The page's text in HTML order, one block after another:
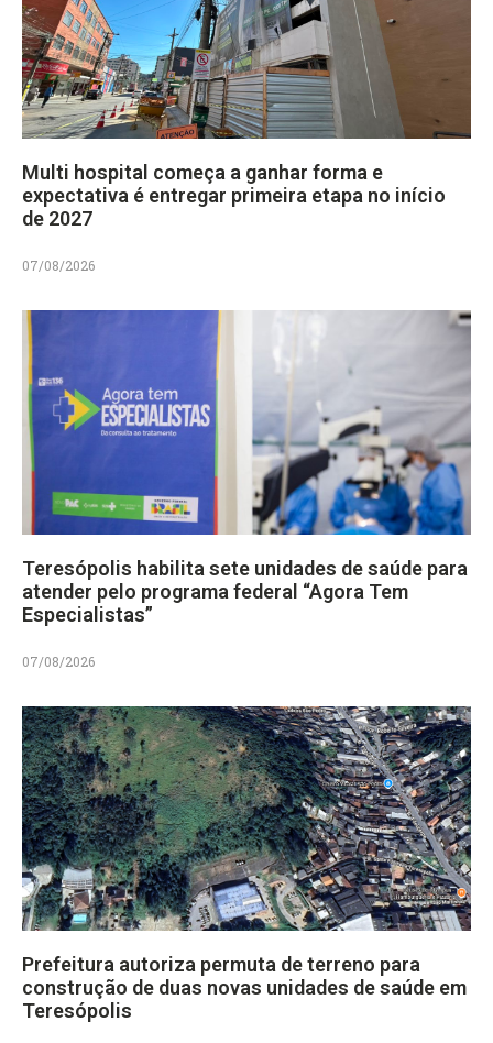
Multi hospital começa a ganhar forma e
expectativa é entregar primeira etapa no início
de 2027
07/08/2026
Teresópolis habilita sete unidades de saúde para
atender pelo programa federal “Agora Tem
Especialistas”
07/08/2026
Prefeitura autoriza permuta de terreno para
construção de duas novas unidades de saúde em
Teresópolis